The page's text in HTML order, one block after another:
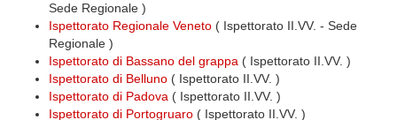
Sede Regionale )
Ispettorato Regionale Veneto ( Ispettorato II.VV. - Sede
Regionale )
Ispettorato di Bassano del grappa ( Ispettorato II.VV. )
Ispettorato di Belluno ( Ispettorato II.VV. )
Ispettorato di Padova ( Ispettorato II.VV. )
Ispettorato di Portogruaro ( Ispettorato II.VV. )